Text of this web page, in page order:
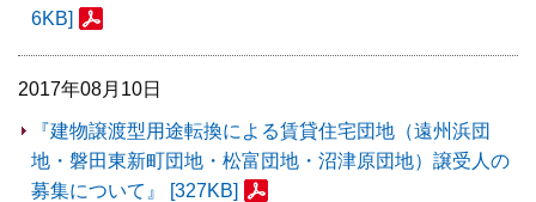
6KB]
2017年08月10日
『建物譲渡型用途転換による賃貸住宅団地（遠州浜団
地・磐田東新町団地・松富団地・沼津原団地）譲受人の
募集について』 [327KB]